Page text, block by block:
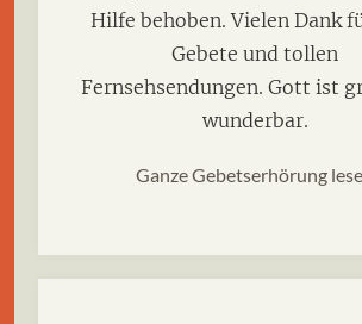
Hilfe behoben. Vielen Dank
Gebete und tollen
Fernsehsendungen. Gott ist
wunderbar.
Ganze Gebetserhörung